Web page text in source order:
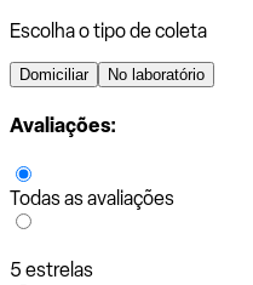
Escolha o tipo de coleta
Domiciliar No laboratório
Avaliações:
Todas as avaliações
5 estrelas